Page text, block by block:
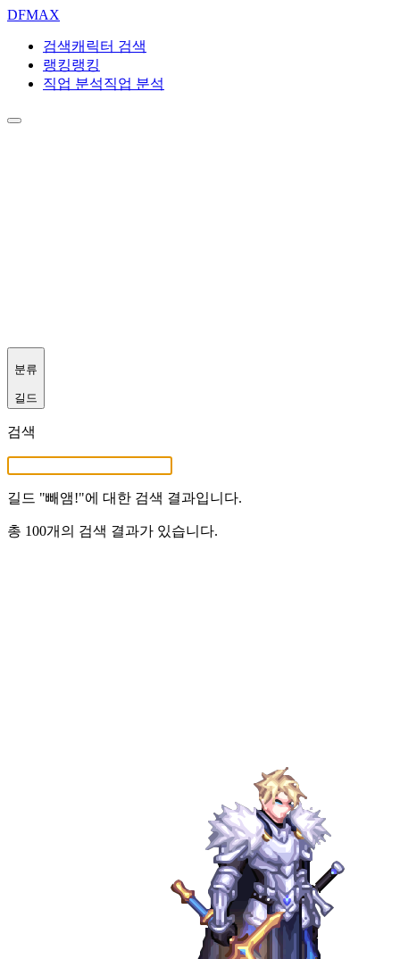
DFMAX
검색캐릭터 검색
랭킹랭킹
직업 분석직업 분석
분류
길드
검색
길드 "빼앰!"에 대한 검색 결과입니다.
총 100개의 검색 결과가 있습니다.